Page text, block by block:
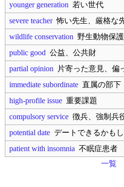
younger generation 若い世代
severe teacher怖い先生、厳格な
wildlife conservation 野生動物保護
public good 公益、公共財
partial opinion 片寄った意見、偏
immediate subordinate 直属の部下
high-profile issue 重要課題
compulsory service 徴兵、強制兵
potential date デートできるかも
patient with insomnia 不眠症患者
一覧